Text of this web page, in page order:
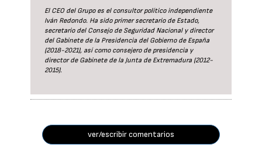
El CEO del Grupo es el consultor político independiente
Iván Redondo. Ha sido primer secretario de Estado,
secretario del Consejo de Seguridad Nacional y director
del Gabinete de la Presidencia del Gobierno de España
(2018-2021), así como consejero de presidencia y
director de Gabinete de la Junta de Extremadura (2012-
2015).
ver/escribir comentarios